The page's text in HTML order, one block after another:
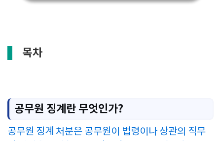
목차
공무원 징계란 무엇인가?
공무원 징계 처분은 공무원이 법령이나 상관의 직무